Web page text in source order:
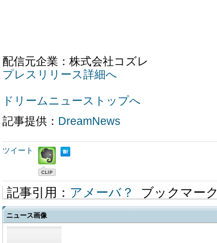
配信元企業：株式会社コズレ
プレスリリース詳細へ
ドリームニューストップへ
記事提供： DreamNews
ツイート
記事引用： アメーバ？ ブックマー
ニュース画像